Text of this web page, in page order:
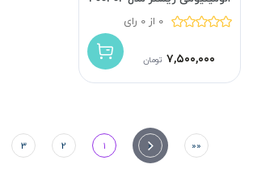
0 از 0 رای
۷,۵۰۰,۰۰۰ تومان
««
«
1
2
3